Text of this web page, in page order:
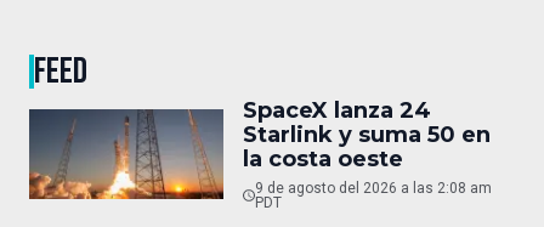
FEED
SpaceX lanza 24
Starlink y suma 50 en
la costa oeste
9 de agosto del 2026 a las 2:08 am
PDT